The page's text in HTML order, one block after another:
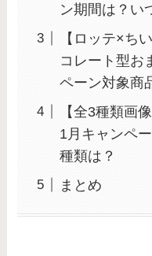
ン期間は？い
【ロッテ×ち
コレート型お
ペーン対象商
【全3種類画
1月キャンペ
種類は？
まとめ